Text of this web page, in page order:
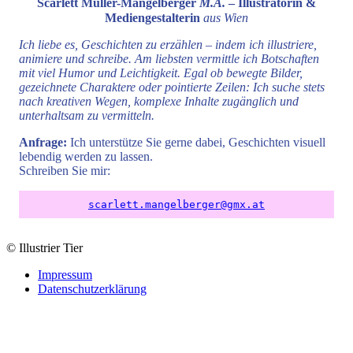
Scarlett Müller-Mangelberger M.A. – Illustratorin &
Mediengestalterin aus Wien
Ich liebe es, Geschichten zu erzählen – indem ich illustriere,
animiere und schreibe. Am liebsten vermittle ich Botschaften
mit viel Humor und Leichtigkeit. Egal ob bewegte Bilder,
gezeichnete Charaktere oder pointierte Zeilen: Ich suche stets
nach kreativen Wegen, komplexe Inhalte zugänglich und
unterhaltsam zu vermitteln.
Anfrage: Ich unterstütze Sie gerne dabei, Geschichten visuell
lebendig werden zu lassen.
Schreiben Sie mir:
scarlett.mangelberger@gmx.at
Footer
© Illustrier Tier
Impressum
Datenschutzerklärung